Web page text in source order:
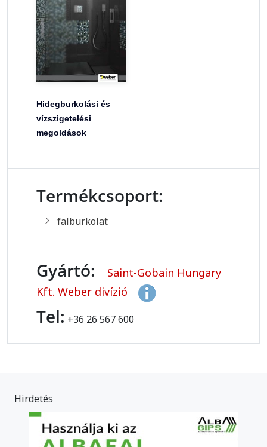
Hidegburkolási és
vízszigetelési
megoldások
Termékcsoport:
falburkolat
Gyártó:
Saint-Gobain Hungary
Kft. Weber divízió
Tel: +36 26 567 600
Hirdetés